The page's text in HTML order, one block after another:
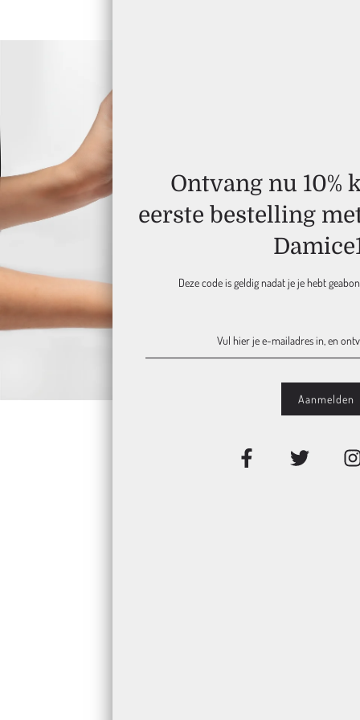
Deze
Alle
organic’
Met een shampoo van
waaronder het Vegan
Ontvang nu 10%
eerste bestelling
Deze code is geldig nadat je je hebt